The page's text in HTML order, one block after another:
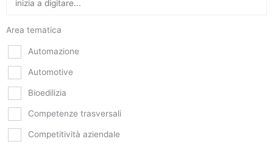
Area tematica
Automazione
Automotive
Bioedilizia
Competenze trasversali
Competitività aziendale